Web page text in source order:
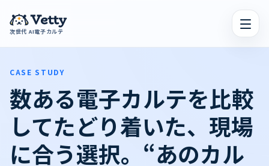
次世代 AI電子カルテ
CASE STUDY
数ある電子カルテを比較
してたどり着いた、現場
に合う選択。“あのカル